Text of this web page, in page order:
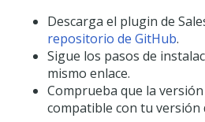
Descarga el plugin de
repositorio de GitHub.
Sigue los pasos de
mismo enlace.
Comprueba que la
compatible con tu versión